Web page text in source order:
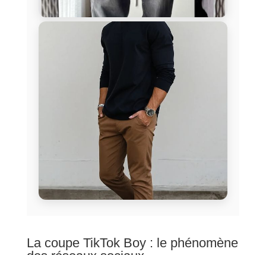
La coupe TikTok Boy : le phénomène